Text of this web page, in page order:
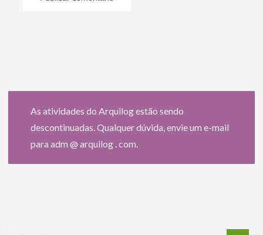
As atividades do Arquilog estão sendo
descontinuadas. Qualquer dúvida, envie um e-mail
para adm @ arquilog . com.